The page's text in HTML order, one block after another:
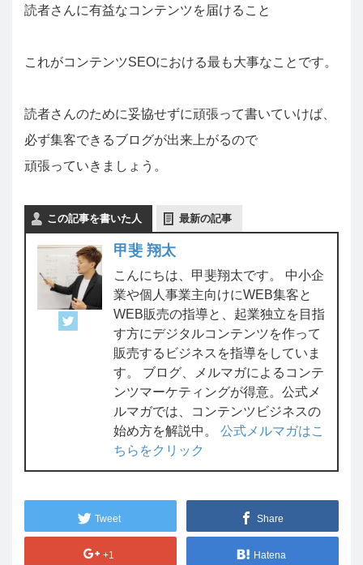
読者さんに有益なコンテンツを届けること
これがコンテンツSEOにおける最も大事なことです。
読者さんのために妥協せずに頑張って書いていけば、
必ず集客できるブログが出来上がるので
頑張っていきましょう。
この記事を書いた人 最新の記事
甲斐 翔太
こんにちは、甲斐翔太です。 中小企
業や個人事業主向けにWEB集客と
WEB販売の指導と、起業独立を目指
す方にデジタルコンテンツを作って
販売するビジネスを指導をしていま
す。 ブログ、メルマガによるコンテ
ンツマーケティングが得意。公式メ
ルマガでは、コンテンツビジネスの
始め方を解説中。 公式メルマガはこ
ちらをクリック
Tweet Share
+1 Hatena